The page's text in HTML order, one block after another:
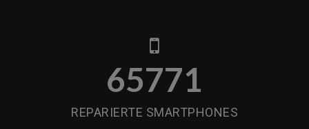
65771
REPARIERTE SMARTPHONES